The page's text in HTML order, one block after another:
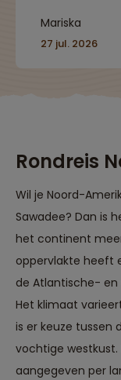
Mariska
27 jul. 2026
Rondreis
Wil je Noord-
Sawadee? Dan is
het continent
oppervlakte heeft
de Atlantische- en
Het klimaat
is er keuze tussen
vochtige
aangegeven per